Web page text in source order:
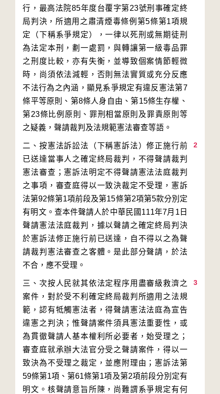
行，最高法院85年度台覆字第23號刑事確定終
局判決，所適用之肅清煙毒條例第5條第1項規
定（下稱系爭規定），一律以死刑或無期徒刑
為法定本刑，劃一處罰，與轉讓第一級毒品罪
之刑度比較，亦有失衡，並導致個案情節輕微
時，尚須依法減輕，否則無法實質或充分反應
不法行為之內涵，顯見系爭規定有違反憲法第7
條平等原則、第8條人身自由、第15條生存權、
第23條比例原則、罪刑相當原則及罪責原則等
2
二、按憲法訴訟法（下稱憲訴法）修正施行前
已送達當事人之確定終局裁判，不得聲請裁判
憲法審查；憲訴法明定不得聲請憲法法庭裁判
之事項，審查庭得以一致決裁定不受理，憲訴
法第92條第1項前段及第15條第2項第5款分別定
有明文。查本件聲請人於中華民國111年7月1日
聲請憲法法庭裁判，據以聲請之確定終局判決
於憲訴法修正施行前已送達，自不得以之為聲
請裁判憲法審查之客體。是此部分聲請，於法
3
三、次按人民就其依法定程序用盡審級救濟之
案件，對於受不利確定終局裁判所適用之法規
範，認有牴觸憲法者，得聲請憲法法庭為宣告
違憲之判決；惟聲請案件須具憲法重要性，或
為貫徹聲請人基本權利所必要者，始受理之；
審查庭就承辦大法官分受之聲請案件，得以一
致決為不受理之裁定，並應附理由；憲訴法第
59條第1項、第61條第1項及第2項前段分別定有
明文。核聲請意旨所陳，尚難謂系爭規定有何